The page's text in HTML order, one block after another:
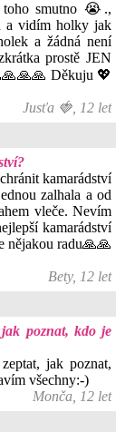
smutno 😭.,
a vidím holky jak
a žádná není
prostě JEN
Děkuju 💖
Jusťa 🍓, 12 let
kamarádství
zalhala a od
vleče. Nevím
kamarádství
nějakou radu🙏🙏
Bety, 12 let
poznat, kdo je
jak poznat,
všechny:-)
Monča, 12 let